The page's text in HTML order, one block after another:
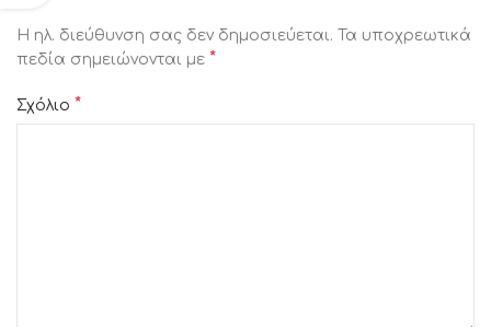
Η ηλ. διεύθυνση σας δεν δημοσιεύεται.
Τα υποχρεωτικά
πεδία σημειώνονται με *
Σχόλιο *